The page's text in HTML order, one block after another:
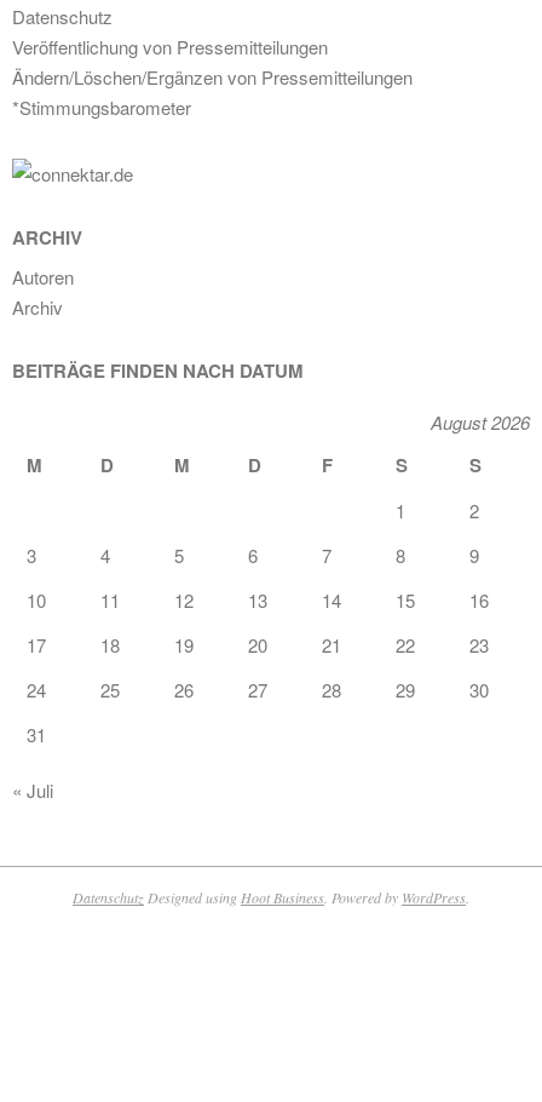
Datenschutz
Veröffentlichung von Pressemitteilungen
Ändern/Löschen/Ergänzen von Pressemitteilungen
*Stimmungsbarometer
ARCHIV
Autoren
Archiv
BEITRÄGE FINDEN NACH DATUM
August 2026
M D M D F S S
1
2
3
4 5 6 7 8
9
10
11 12 13 14 15
16
17
18 19 20 21 22
23
24
25 26 27 28 29
30
31
« Juli
Datenschutz Designed using Hoot Business . Powered by WordPress